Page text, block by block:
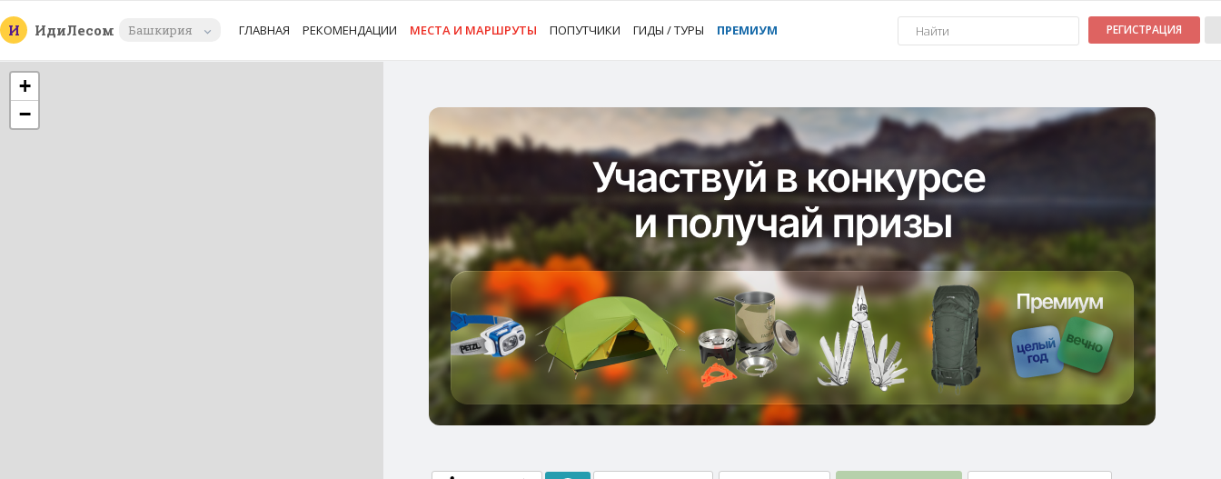
И ИдиЛесом Башкирия ГЛАВНАЯ РЕКОМЕНДАЦИИ МЕСТА И МАРШРУТЫ ПОПУТЧИКИ ГИДЫ / ТУРЫ ПРЕМИУМ РЕГИСТРАЦИЯ
+
−